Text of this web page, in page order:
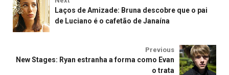
Laços de Amizade: Bruna descobre que o pai
de Luciano é o cafetão de Janaína
Previous
New Stages: Ryan estranha a forma como Evan
o trata